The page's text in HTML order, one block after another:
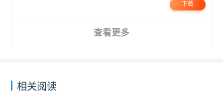
下载
查看更多
相关阅读